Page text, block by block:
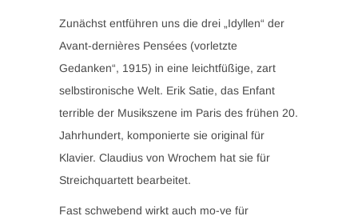
Zunächst entführen uns die drei „Idyllen“ der
Avant-dernières Pensées (vorletzte
Gedanken“, 1915) in eine leichtfüßige, zart
selbstironische Welt. Erik Satie, das Enfant
terrible der Musikszene im Paris des frühen 20.
Jahrhundert, komponierte sie original für
Klavier. Claudius von Wrochem hat sie für
Streichquartett bearbeitet.
Fast schwebend wirkt auch mo-ve für